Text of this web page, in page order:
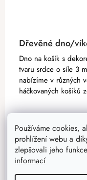
Používáme cookies,
prohlížení webu a
zlepšovali jeho
informací
Dřevěné dno/
od39 Kč
Dno na košík s
tvaru srdce o síle 3
nabízíme v různých
háčkovaných košíků